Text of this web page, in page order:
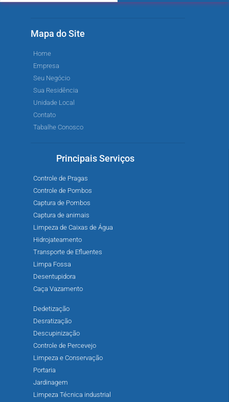
Mapa do Site
Home
Empresa
Seu Negócio
Sua Residência
Unidade Local
Contato
Tabalhe Conosco
Principais Serviços
Controle de Pragas
Controle de Pombos
Captura de Pombos
Captura de animais
Limpeza de Caixas de Água
Hidrojateamento
Transporte de Efluentes
Limpa Fossa
Desentupidora
Caça Vazamento
Dedetização
Desratização
Descupinização
Controle de Percevejo
Limpeza e Conservação
Portaria
Jardinagem
Limpeza Técnica industrial